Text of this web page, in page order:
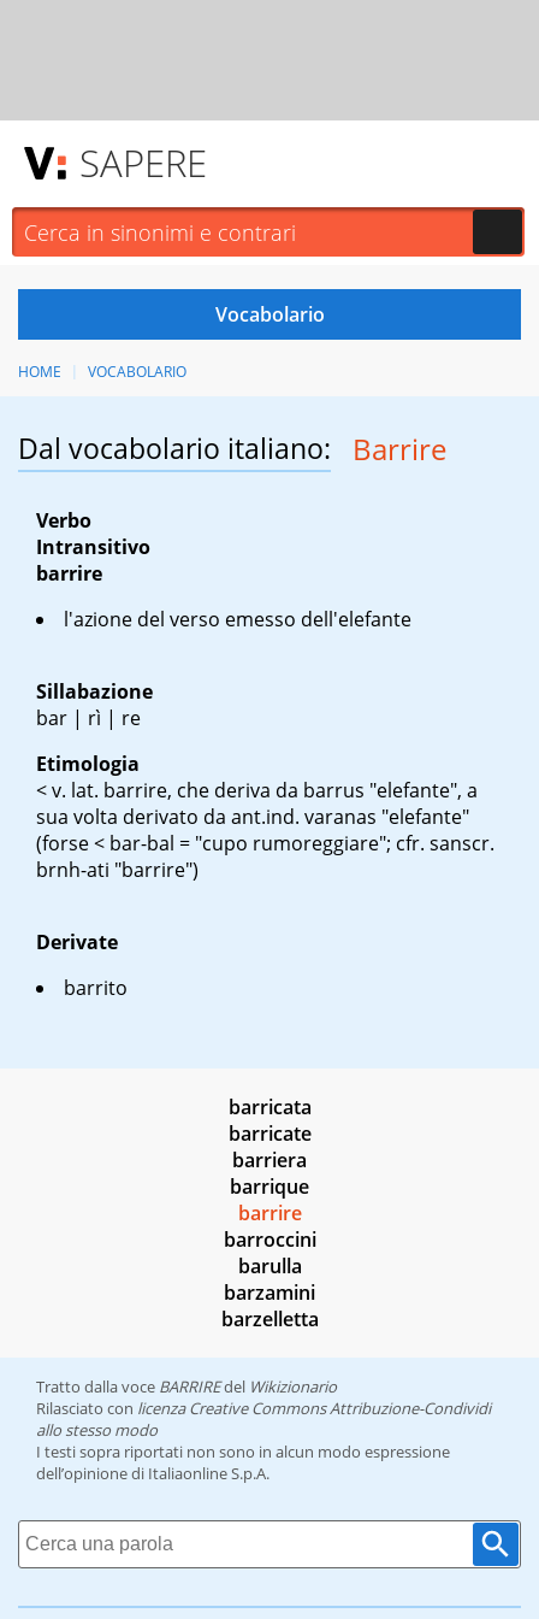
SAPERE
HOME VOCABOLARIO
Dal vocabolario italiano: Barrire
Verbo
Intransitivo
barrire
l'azione del verso emesso dell'elefante
Sillabazione
bar | rì | re
Etimologia
< v. lat. barrire, che deriva da barrus "elefante", a
sua volta derivato da ant.ind. varanas "elefante"
(forse < bar-bal = "cupo rumoreggiare"; cfr. sanscr.
brnh-ati "barrire")
Derivate
barrito
barricata
barricate
barriera
barrique
barrire
barroccini
barulla
barzamini
barzelletta
Tratto dalla voce BARRIREdel Wikizionario
Rilasciato con licenza Creative Commons Attribuzione-Condividi
allo stesso modo
I testi sopra riportati non sono in alcun modo espressione
dell’opinione di Italiaonline S.p.A.